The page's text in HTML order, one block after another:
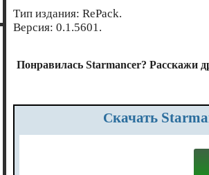
Тип издания: RePack.
Версия: 0.1.5601.
Понравилась Starmancer? Расскажи
Скачать